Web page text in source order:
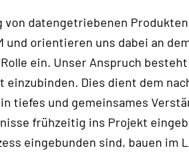
datengetriebenen
orientieren uns dabei an
ein. Unser Anspruch
Dies dient dem
tiefes und gemeinsames
frühzeitig ins Projekt
eingebunden sind, bauen